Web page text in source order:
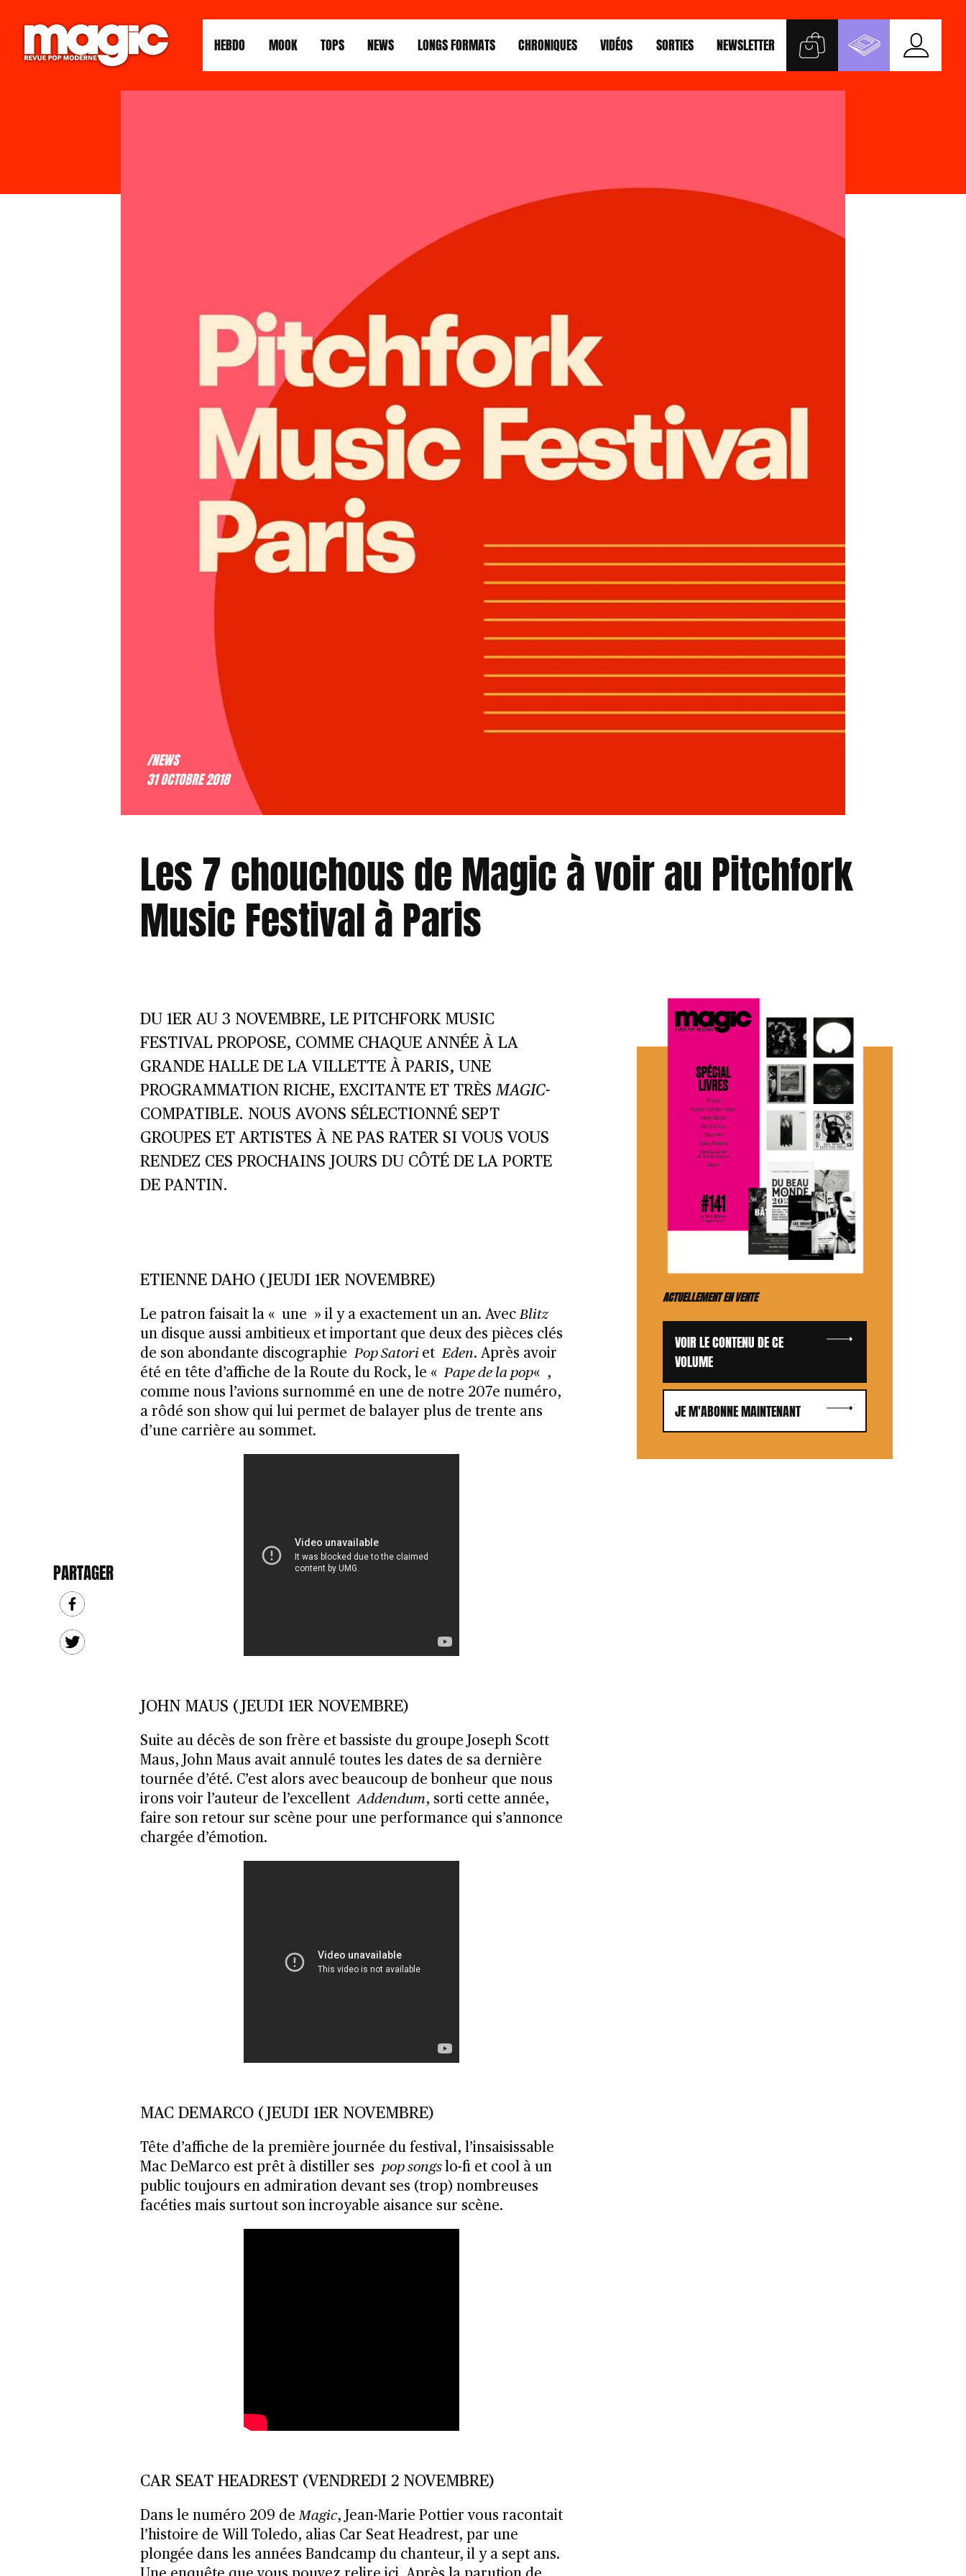
HEBDO MOOK TOPS NEWS LONGS FORMATS CHRONIQUES VIDÉOS SORTIES NEWSLETTER
/NEWS
31 OCTOBRE 2018
Les 7 chouchous de Magic à voir au Pitchfork
Music Festival à Paris
PARTAGER
DU 1ER AU 3 NOVEMBRE, LE PITCHFORK MUSIC
FESTIVAL PROPOSE, COMME CHAQUE ANNÉE À LA
GRANDE HALLE DE LA VILLETTE À PARIS, UNE
PROGRAMMATION RICHE, EXCITANTE ET TRÈS MAGIC-
COMPATIBLE. NOUS AVONS SÉLECTIONNÉ SEPT
GROUPES ET ARTISTES À NE PAS RATER SI VOUS VOUS
RENDEZ CES PROCHAINS JOURS DU CÔTÉ DE LA PORTE
DE PANTIN.
ETIENNE DAHO (JEUDI 1ER NOVEMBRE)
Le patron faisait la « une » il y a exactement un an. Avec Blitz
un disque aussi ambitieux et important que deux des pièces clés
de son abondante discographie Pop Satori et Eden. Après avoir
été en tête d’affiche de la Route du Rock, le « Pape de la pop« ,
comme nous l’avions surnommé en une de notre 207e numéro,
a rôdé son show qui lui permet de balayer plus de trente ans
d’une carrière au sommet.
JOHN MAUS (JEUDI 1ER NOVEMBRE)
Suite au décès de son frère et bassiste du groupe Joseph Scott
Maus, John Maus avait annulé toutes les dates de sa dernière
tournée d’été. C’est alors avec beaucoup de bonheur que nous
irons voir l’auteur de l’excellent Addendum, sorti cette année,
faire son retour sur scène pour une performance qui s’annonce
chargée d’émotion.
MAC DEMARCO (JEUDI 1ER NOVEMBRE)
Tête d’affiche de la première journée du festival, l’insaisissable
Mac DeMarco est prêt à distiller ses pop songs lo-fi et cool à un
public toujours en admiration devant ses (trop) nombreuses
facéties mais surtout son incroyable aisance sur scène.
CAR SEAT HEADREST (VENDREDI 2 NOVEMBRE)
Dans le numéro 209 de Magic, Jean-Marie Pottier vous racontait
l’histoire de Will Toledo, alias Car Seat Headrest, par une
plongée dans les années Bandcamp du chanteur, il y a sept ans.
ACTUELLEMENT EN VENTE
VOIR LE CONTENU DE CE
VOLUME
JE M'ABONNE MAINTENANT